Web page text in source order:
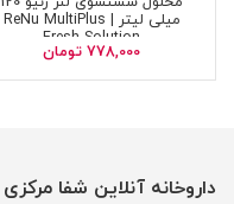
میلی لیتر | ReNu MultiPlus
Fresh Solution
778,000 تومان
داروخانه آنلاین شفا مرکزی